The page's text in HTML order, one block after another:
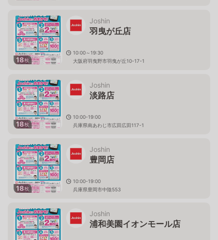
18枚
Joshin
羽曳が丘店
10:00～19:30
大阪府羽曳野市羽曳が丘10-17-1
18枚
Joshin
淡路店
10:00-19:00
兵庫県南あわじ市広田広田117-1
18枚
Joshin
豊岡店
10:00-19:00
兵庫県豊岡市中陰553
Joshin
浦和美園イオンモール店